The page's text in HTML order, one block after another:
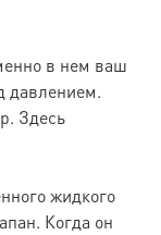
в нем ваш
давлением.
Здесь
жидкого
Когда он